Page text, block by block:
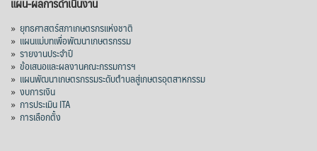
» ยุทธศาสตร์สภาเกษตรกรแห่งชาติ
» แผนแม่บทเพื่อพัฒนาเกษตรกรรม
» รายงานประจำปี
» ข้อเสนอและผลงานคณะกรรมการฯ
» แผนพัฒนาเกษตรกรรมระดับตำบลสู่เกษตรอุตสาหกรรม
» งบการเงิน
» การประเมิน ITA
» การเลือกตั้ง